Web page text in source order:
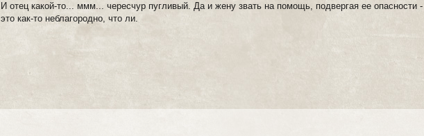
И отец какой-то... ммм... чересчур пугливый. Да и жену звать на помощь, подвергая ее опасности -
это как-то неблагородно, что ли.